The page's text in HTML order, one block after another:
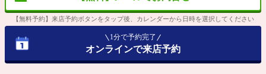
【無料予約】来店予約ボタンをタップ後、カレンダーから日時を選択してください
1分で予約完了
オンラインで来店予約